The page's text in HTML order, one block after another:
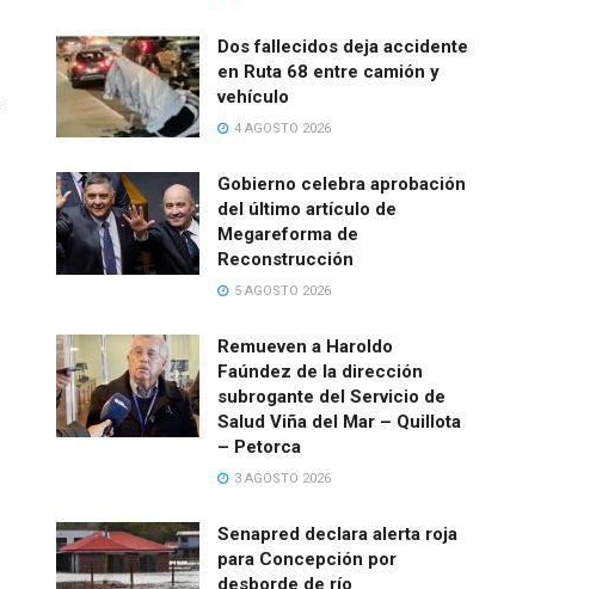
Dos fallecidos deja accidente
en Ruta 68 entre camión y
vehículo
4 AGOSTO 2026
Gobierno celebra aprobación
del último artículo de
Megareforma de
Reconstrucción
5 AGOSTO 2026
Remueven a Haroldo
Faúndez de la dirección
subrogante del Servicio de
Salud Viña del Mar – Quillota
– Petorca
3 AGOSTO 2026
Senapred declara alerta roja
para Concepción por
desborde de río